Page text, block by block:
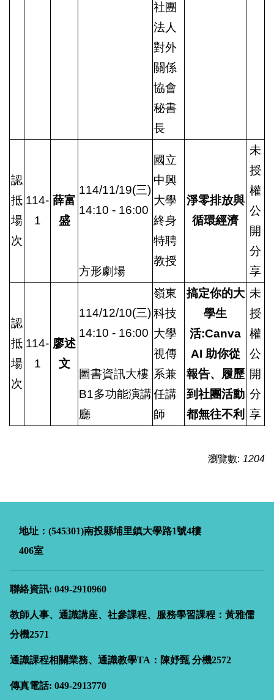
社團
法人
對外
關係
協會
秘書
長
認
抵
場
次
114-
1
薛富
盛
114/11/19(三)
14:10 - 16:00
國立
中興
大學
終身
特聘
教授
淨零排放與
循環經濟
未
授
權
公
開
分
享
方形劇場
認
抵
場
次
114-
1
廖述
文
114/12/10(三)
14:10 - 16:00
嶺東
科技
大學
視傳
系兼
任講
師
搞定你的大
學生
活:Canva
AI 助你從
報告、履歷
到社團活動
都無往不利
未
授
權
公
開
分
享
圖書資訊大樓
B1多功能演講
廳
瀏覽數: 1204
地址：(545301)南投縣埔里鎮大學路1號4樓
406室
聯絡資訊: 049-2910960
教師人事、通識講座、社參課程、服務學習課程：黃雅儒
分機2571
通識課程相關業務、通識教學TA：陳妤甄 分機2572
傳真電話: 049-2913770